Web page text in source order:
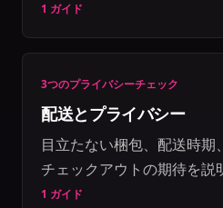
1 ガイド
3つのプライバシーチェック
配送とプライバシー
目立たない梱包、配送時期
チェックアウトの期待を説
1 ガイド